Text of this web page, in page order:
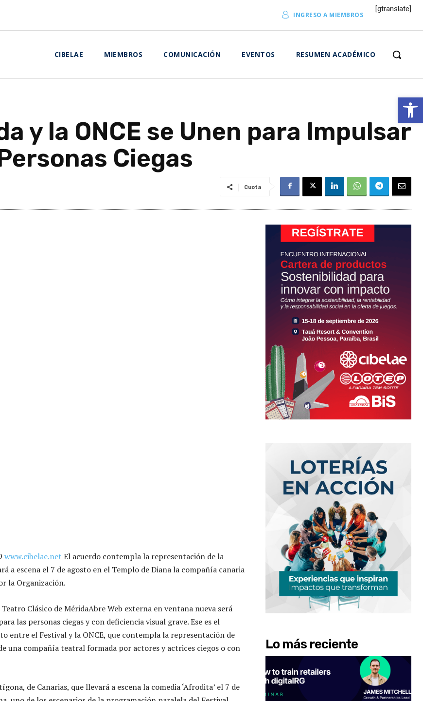
Abrir
INGRESO A MIEMBROS
[gtranslate]
CIBELAE MIEMBROS COMUNICACIÓN EVENTOS RESUMEN ACADÉMICO
y la ONCE se Unen para Impulsar
Ciegas
Cuota
www.cibelae.net El acuerdo contempla la representación de la
a escena el 7 de agosto en el Templo de Diana la compañía canaria
la Organización.
Clásico de MéridaAbre Web externa en ventana nueva será
las personas ciegas y con deficiencia visual grave. Ese es el
entre el Festival y la ONCE, que contempla la representación de
una compañía teatral formada por actores y actrices ciegos o con
de Canarias, que llevará a escena la comedia ‘Afrodita’ el 7 de
Lo más reciente